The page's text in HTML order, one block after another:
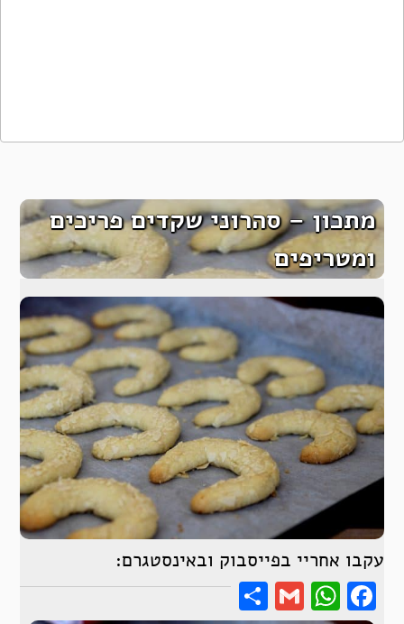
מתכון – סהרוני שקדים פריכים
ומטריפים
עקבו אחריי בפייסבוק ובאינסטגרם:
Facebook
WhatsApp
Gmail
Share